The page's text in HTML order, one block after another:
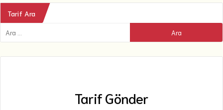
Tarif Ara
Tarif Gönder